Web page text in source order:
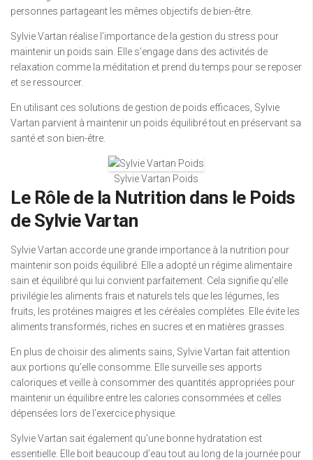
personnes partageant les mêmes objectifs de bien-être.
Sylvie Vartan réalise l’importance de la gestion du stress pour
maintenir un poids sain. Elle s’engage dans des activités de
relaxation comme la méditation et prend du temps pour se reposer
et se ressourcer.
En utilisant ces solutions de gestion de poids efficaces, Sylvie
Vartan parvient à maintenir un poids équilibré tout en préservant sa
santé et son bien-être.
Sylvie Vartan Poids
Le Rôle de la Nutrition dans le Poids
de Sylvie Vartan
Sylvie Vartan accorde une grande importance à la nutrition pour
maintenir son poids équilibré. Elle a adopté un régime alimentaire
sain et équilibré qui lui convient parfaitement. Cela signifie qu’elle
privilégie les aliments frais et naturels tels que les légumes, les
fruits, les protéines maigres et les céréales complètes. Elle évite les
aliments transformés, riches en sucres et en matières grasses.
En plus de choisir des aliments sains, Sylvie Vartan fait attention
aux portions qu’elle consomme. Elle surveille ses apports
caloriques et veille à consommer des quantités appropriées pour
maintenir un équilibre entre les calories consommées et celles
dépensées lors de l’exercice physique.
Sylvie Vartan sait également qu’une bonne hydratation est
essentielle. Elle boit beaucoup d’eau tout au long de la journée pour